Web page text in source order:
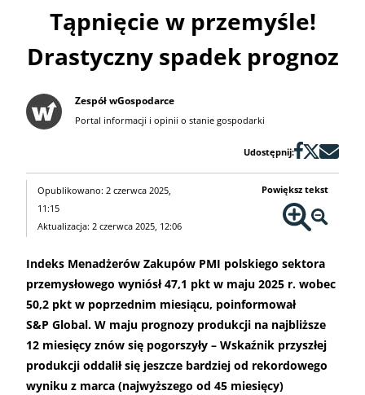
Tąpnięcie w przemyśle!
Drastyczny spadek prognoz
Zespół wGospodarce
Portal informacji i opinii o stanie gospodarki
Udostępnij:
Opublikowano: 2 czerwca 2025,
11:15
Aktualizacja: 2 czerwca 2025, 12:06
Powiększ tekst
Indeks Menadżerów Zakupów PMI polskiego sektora
przemysłowego wyniósł 47,1 pkt w maju 2025 r. wobec
50,2 pkt w poprzednim miesiącu, poinformował
S&P Global. W maju prognozy produkcji na najbliższe
12 miesięcy znów się pogorszyły – Wskaźnik przyszłej
produkcji oddalił się jeszcze bardziej od rekordowego
wyniku z marca (najwyższego od 45 miesięcy)